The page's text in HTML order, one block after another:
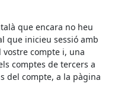
que encara no heu
que inicieu sessió amb
compte i, una
comptes de tercers a
del compte, a la pàgina